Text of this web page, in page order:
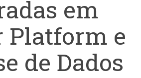
em
Platform e
de Dados